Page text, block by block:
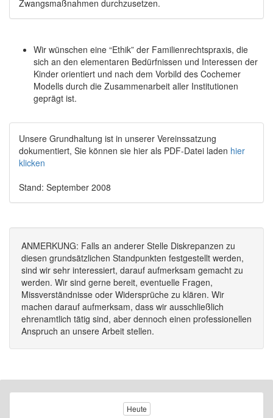
Zwangsmaßnahmen durchzusetzen.
Wir wünschen eine “Ethik” der Familienrechtspraxis, die
sich an den elementaren Bedürfnissen und Interessen der
Kinder orientiert und nach dem Vorbild des Cochemer
Modells durch die Zusammenarbeit aller Institutionen
geprägt ist.
Unsere Grundhaltung ist in unserer Vereinssatzung
dokumentiert, Sie können sie hier als PDF-Datei laden hier
klicken
Stand: September 2008
ANMERKUNG: Falls an anderer Stelle Diskrepanzen zu
diesen grundsätzlichen Standpunkten festgestellt werden,
sind wir sehr interessiert, darauf aufmerksam gemacht zu
werden. Wir sind gerne bereit, eventuelle Fragen,
Missverständnisse oder Widersprüche zu klären. Wir
machen darauf aufmerksam, dass wir ausschließlich
ehrenamtlich tätig sind, aber dennoch einen professionellen
Anspruch an unsere Arbeit stellen.
Heute